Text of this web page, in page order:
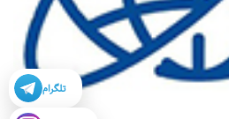
تلگرام